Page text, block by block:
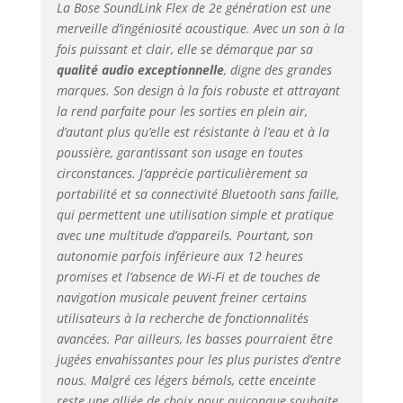
UNE AUTONOMIE
EXCEPTIONNELLE :
tient dans la main
ou peut être
accrochée à un sac
avec sa lanière. Et
avec 12 heures
d’autonomie*,
amusez-vous sans
suveiller l’heure
avec cette enceinte
à batterie
puissante UN
LANCER, UNE
CHUTE, TOUT LUI
VA : dotée d’un
indice de
protection IP67,
cette enceinte
résistante est
étanche à l’eau et à
La Bose SoundLink Flex de 2e génération est une
merveille d’ingéniosité acoustique. Avec un son à la
fois puissant et clair, elle se démarque par sa
qualité audio exceptionnelle, digne des grandes
marques. Son design à la fois robuste et attrayant
la rend parfaite pour les sorties en plein air,
d’autant plus qu’elle est résistante à l’eau et à la
poussière, garantissant son usage en toutes
circonstances. J’apprécie particulièrement sa
portabilité et sa connectivité Bluetooth sans faille,
qui permettent une utilisation simple et pratique
avec une multitude d’appareils. Pourtant, son
autonomie parfois inférieure aux 12 heures
promises et l’absence de Wi-Fi et de touches de
navigation musicale peuvent freiner certains
utilisateurs à la recherche de fonctionnalités
avancées. Par ailleurs, les basses pourraient être
jugées envahissantes pour les plus puristes d’entre
nous. Malgré ces légers bémols, cette enceinte